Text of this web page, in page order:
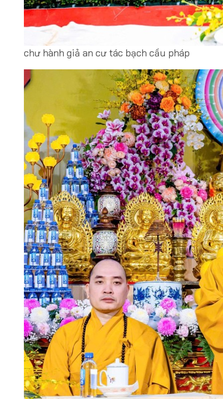
chư hành giả an cư tác bạch cầu pháp